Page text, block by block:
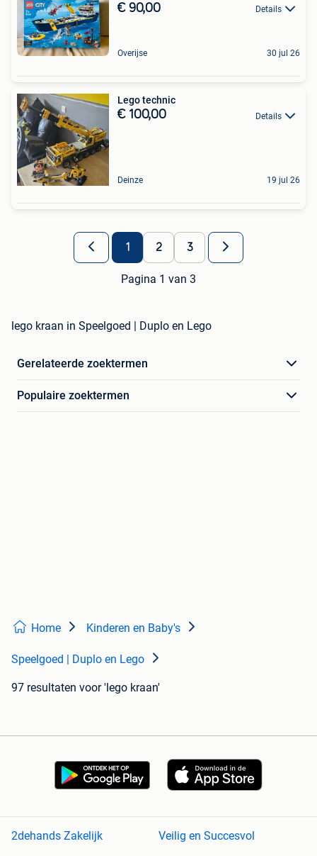
€ 90,00 Details
Overijse 30 jul 26
Lego technic
€ 100,00 Details
Deinze 19 jul 26
1 2 3
Pagina 1 van 3
lego kraan in Speelgoed | Duplo en Lego
Gerelateerde zoektermen
Populaire zoektermen
Home Kinderen en Baby's
Speelgoed | Duplo en Lego
97 resultaten voor 'lego kraan'
2dehands Zakelijk Veilig en Succesvol